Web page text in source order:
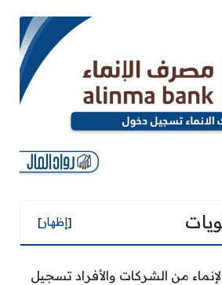
[إظهار]
من الشركات والأفراد تسجيل